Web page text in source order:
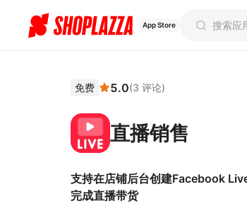
App Store
免费 5.0(3 评论)
直播销售
支持在店铺后台创建Facebook
完成直播带货